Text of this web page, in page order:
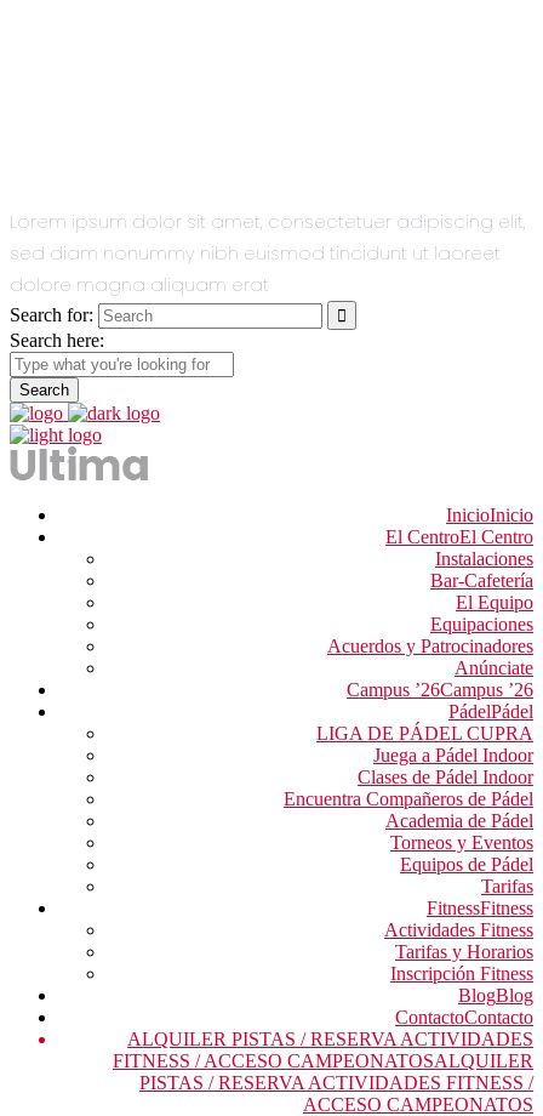
Lorem ipsum dolor sit amet, consectetuer adipiscing elit,
sed diam nonummy nibh euismod tincidunt ut laoreet
dolore magna aliquam erat
Search for:
Search here:
InicioInicio
El CentroEl Centro
Instalaciones
Bar-Cafetería
El Equipo
Equipaciones
Acuerdos y Patrocinadores
Anúnciate
Campus ’26Campus ’26
PádelPádel
LIGA DE PÁDEL CUPRA
Juega a Pádel Indoor
Clases de Pádel Indoor
Encuentra Compañeros de Pádel
Academia de Pádel
Torneos y Eventos
Equipos de Pádel
Tarifas
FitnessFitness
Actividades Fitness
Tarifas y Horarios
Inscripción Fitness
BlogBlog
ContactoContacto
ALQUILER PISTAS / RESERVA ACTIVIDADES
FITNESS / ACCESO CAMPEONATOSALQUILER
PISTAS / RESERVA ACTIVIDADES FITNESS /
ACCESO CAMPEONATOS